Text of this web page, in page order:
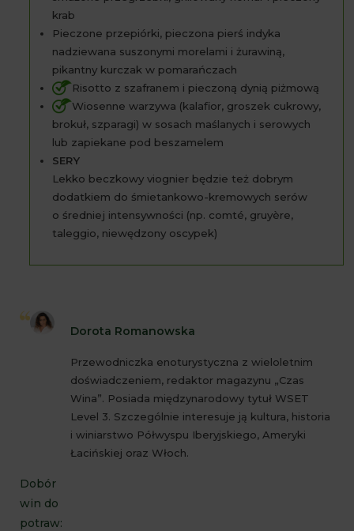
krab
Pieczone przepiórki, pieczona pierś indyka
nadziewana suszonymi morelami i żurawiną,
pikantny kurczak w pomarańczach
Risotto z szafranem i pieczoną dynią piżmową
Wiosenne warzywa (kalafior, groszek cukrowy,
brokuł, szparagi) w sosach maślanych i serowych
lub zapiekane pod beszamelem
SERY
Lekko beczkowy viognier będzie też dobrym
dodatkiem do śmietankowo-kremowych serów
o średniej intensywności (np. comté, gruyère,
taleggio, niewędzony oscypek)
Dorota Romanowska
Przewodniczka enoturystyczna z wieloletnim
doświadczeniem, redaktor magazynu „Czas
Wina”. Posiada międzynarodowy tytuł WSET
Level 3. Szczególnie interesuje ją kultura, historia
i winiarstwo Półwyspu Iberyjskiego, Ameryki
Łacińskiej oraz Włoch.
Dobór
win do
potraw: